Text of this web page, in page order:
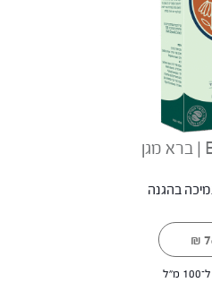
Bara Magen | ברא מגן
בהגנה
₪
ל־100 מ"ל